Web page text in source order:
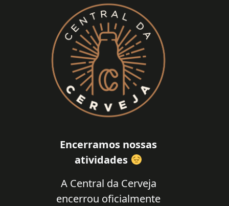
Encerramos nossas
atividades
A Central da Cerveja
encerrou oficialmente